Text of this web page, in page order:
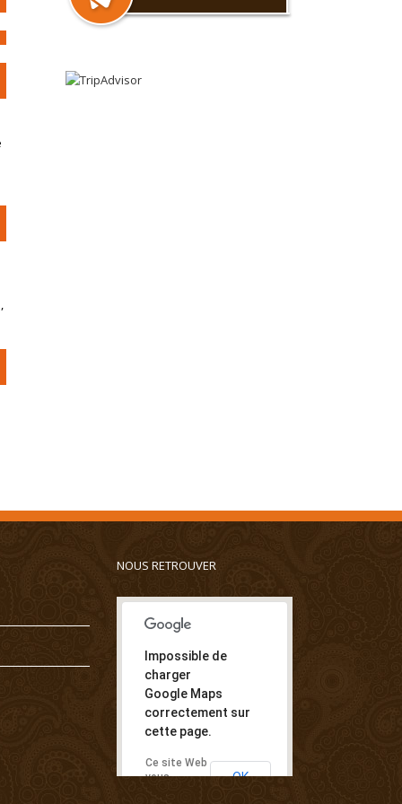
NOUS RETROUVER
Impossible de
charger
Google Maps
correctement sur
cette page.
Ce site Web
vous
OK